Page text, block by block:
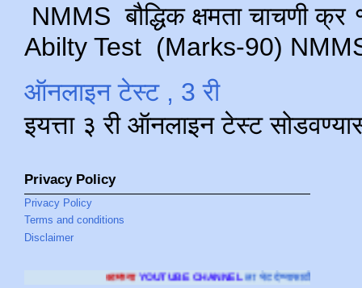
NMMS बौद्धिक क्षमता चाचणी
Abilty Test (Marks-90) NMMS
ऑनलाइन टेस्ट , 3 री
इयत्ता ३ री ऑनलाइन टेस्ट
Privacy Policy
Privacy Policy
Terms and conditions
Disclaimer
YOUTUBE CHANNELला भेट देण्यासाठी क्लिक करा.